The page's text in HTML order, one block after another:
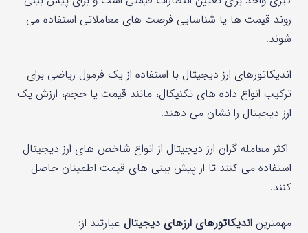
روند قیمت‌ ها یا شناسایی فرصت‌ های معاملاتی استفاده می‌
شوند.
اندیکاتورهای ارز دیجیتال با استفاده از یک فرمول ریاضی برای
ترکیب انواع داده های تکنیکال، مانند قیمت یا حجم، ارزش یک
ارز دیجیتال را نشان می‌ دهند.
اکثر معامله‌ گران ارز دیجیتال از انواع شاخص‌ های ارز دیجیتال
استفاده می‌ کنند تا از پیش بینی های قیمت اطمینان حاصل
کنند.
مهمترین اندیکاتورهای ارزهای دیجیتال عبارتند از: